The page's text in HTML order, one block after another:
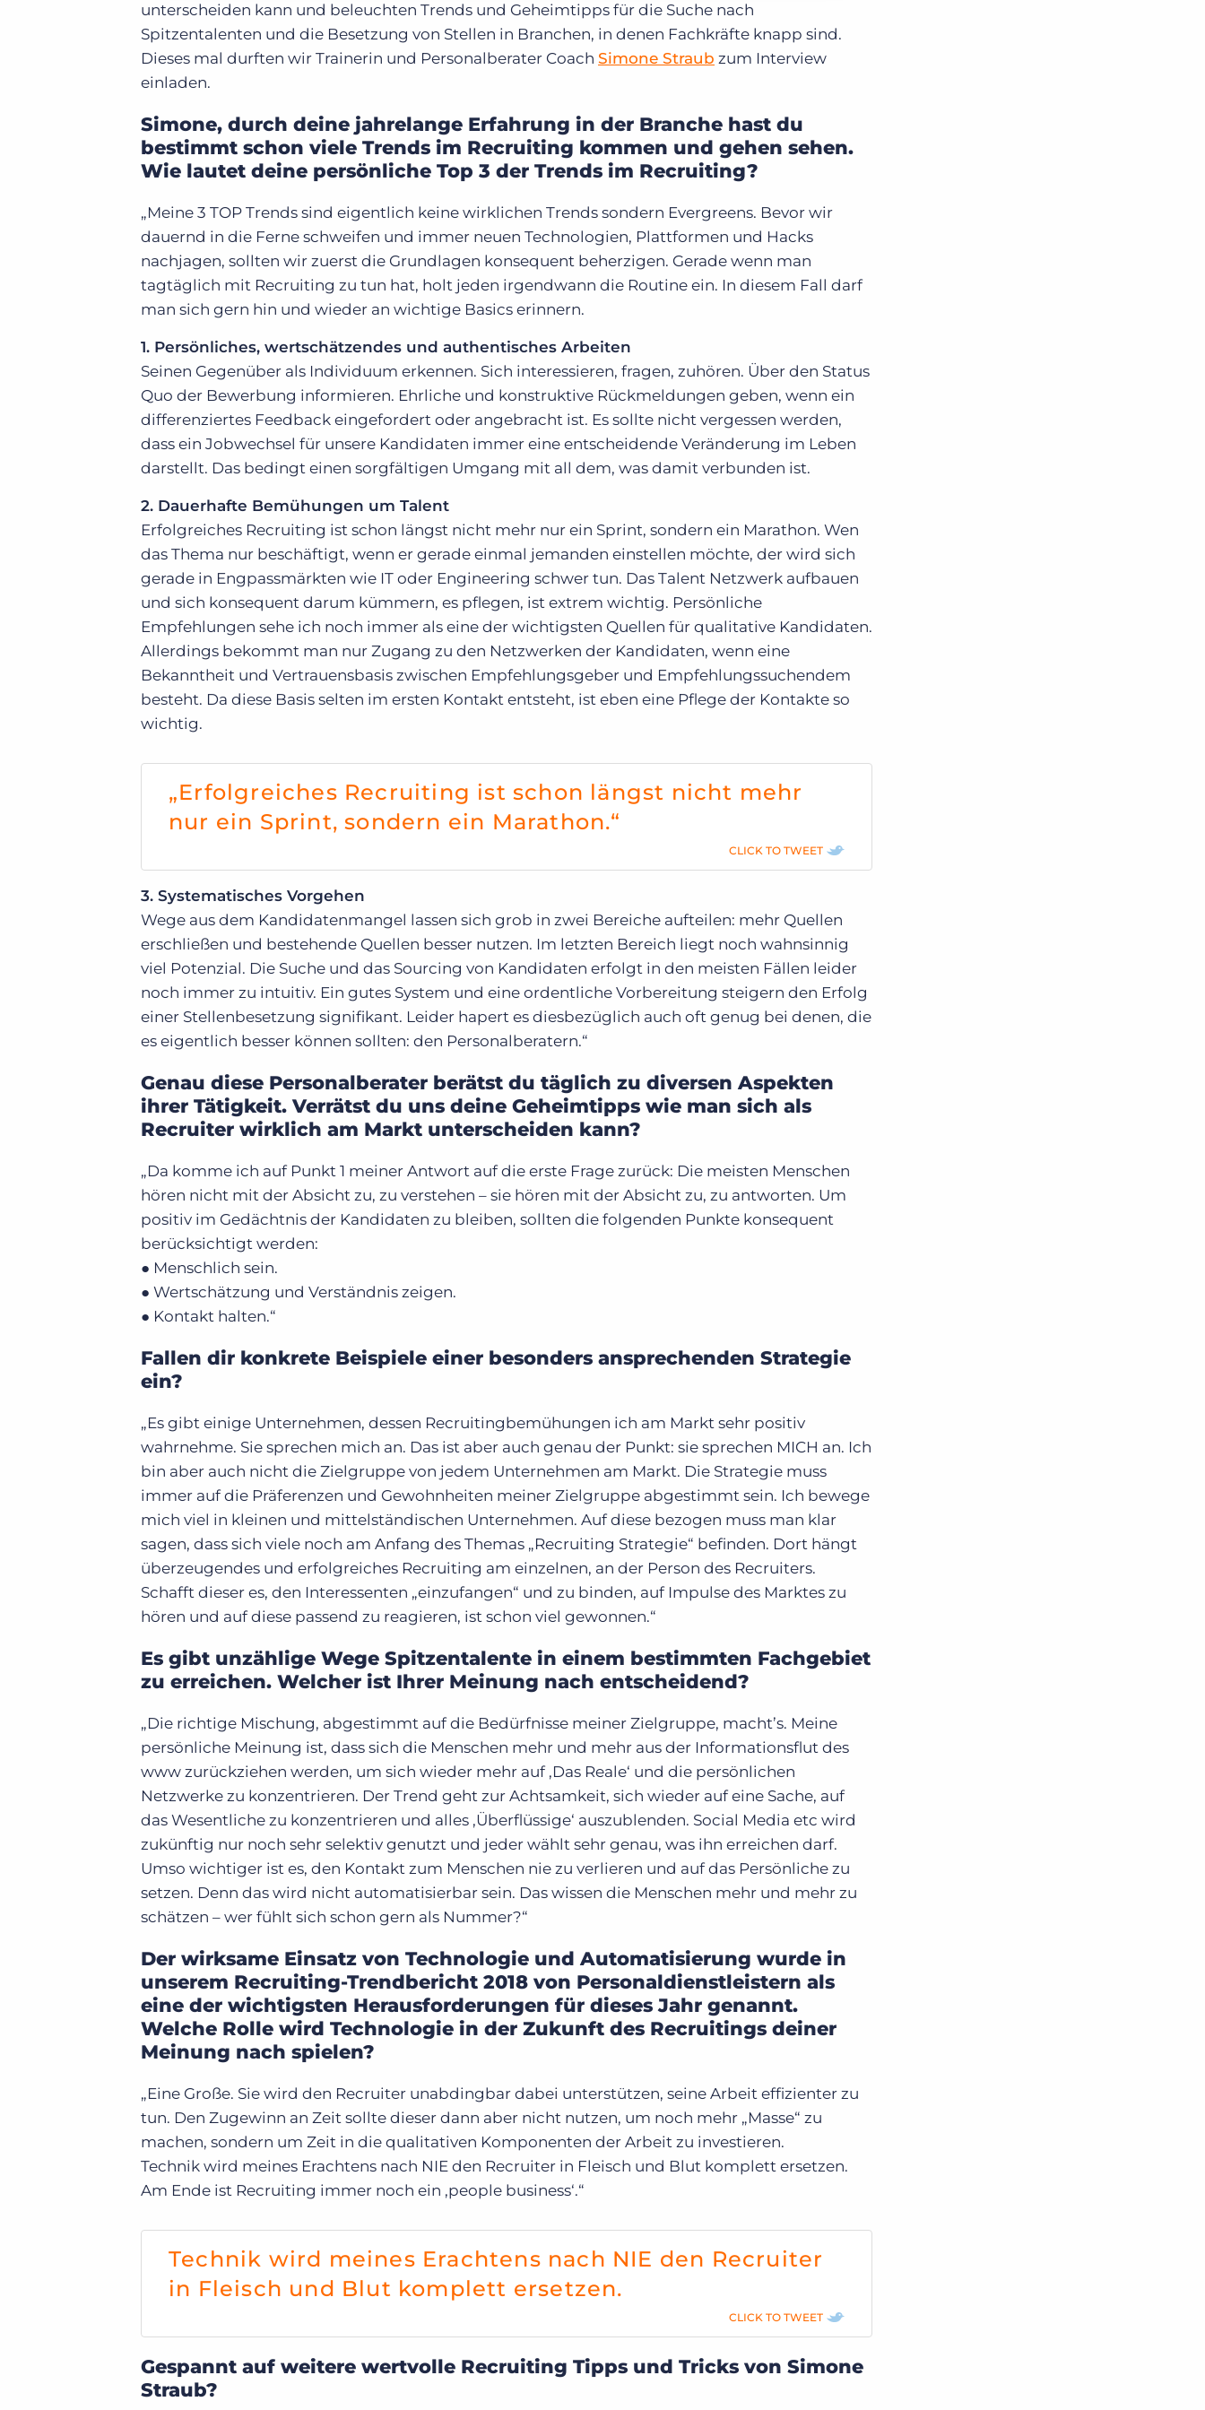
unterscheiden kann und beleuchten Trends und Geheimtipps für die Suche nach
Spitzentalenten und die Besetzung von Stellen in Branchen, in denen Fachkräfte knapp sind.
Dieses mal durften wir Trainerin und Personalberater Coach Simone Straub zum Interview
einladen.
Simone, durch deine jahrelange Erfahrung in der Branche hast du
bestimmt schon viele Trends im Recruiting kommen und gehen sehen.
Wie lautet deine persönliche Top 3 der Trends im Recruiting?
„Meine 3 TOP Trends sind eigentlich keine wirklichen Trends sondern Evergreens. Bevor wir
dauernd in die Ferne schweifen und immer neuen Technologien, Plattformen und Hacks
nachjagen, sollten wir zuerst die Grundlagen konsequent beherzigen. Gerade wenn man
tagtäglich mit Recruiting zu tun hat, holt jeden irgendwann die Routine ein. In diesem Fall darf
man sich gern hin und wieder an wichtige Basics erinnern.
1. Persönliches, wertschätzendes und authentisches Arbeiten
Seinen Gegenüber als Individuum erkennen. Sich interessieren, fragen, zuhören. Über den Status
Quo der Bewerbung informieren. Ehrliche und konstruktive Rückmeldungen geben, wenn ein
differenziertes Feedback eingefordert oder angebracht ist. Es sollte nicht vergessen werden,
dass ein Jobwechsel für unsere Kandidaten immer eine entscheidende Veränderung im Leben
darstellt. Das bedingt einen sorgfältigen Umgang mit all dem, was damit verbunden ist.
2. Dauerhafte Bemühungen um Talent
Erfolgreiches Recruiting ist schon längst nicht mehr nur ein Sprint, sondern ein Marathon. Wen
das Thema nur beschäftigt, wenn er gerade einmal jemanden einstellen möchte, der wird sich
gerade in Engpassmärkten wie IT oder Engineering schwer tun. Das Talent Netzwerk aufbauen
und sich konsequent darum kümmern, es pflegen, ist extrem wichtig. Persönliche
Empfehlungen sehe ich noch immer als eine der wichtigsten Quellen für qualitative Kandidaten.
Allerdings bekommt man nur Zugang zu den Netzwerken der Kandidaten, wenn eine
Bekanntheit und Vertrauensbasis zwischen Empfehlungsgeber und Empfehlungssuchendem
besteht. Da diese Basis selten im ersten Kontakt entsteht, ist eben eine Pflege der Kontakte so
wichtig.
„Erfolgreiches Recruiting ist schon längst nicht mehr
nur ein Sprint, sondern ein Marathon.“
CLICK TO TWEET
3. Systematisches Vorgehen
Wege aus dem Kandidatenmangel lassen sich grob in zwei Bereiche aufteilen: mehr Quellen
erschließen und bestehende Quellen besser nutzen. Im letzten Bereich liegt noch wahnsinnig
viel Potenzial. Die Suche und das Sourcing von Kandidaten erfolgt in den meisten Fällen leider
noch immer zu intuitiv. Ein gutes System und eine ordentliche Vorbereitung steigern den Erfolg
einer Stellenbesetzung signifikant. Leider hapert es diesbezüglich auch oft genug bei denen, die
es eigentlich besser können sollten: den Personalberatern.“
Genau diese Personalberater berätst du täglich zu diversen Aspekten
ihrer Tätigkeit. Verrätst du uns deine Geheimtipps wie man sich als
Recruiter wirklich am Markt unterscheiden kann?
„Da komme ich auf Punkt 1 meiner Antwort auf die erste Frage zurück: Die meisten Menschen
hören nicht mit der Absicht zu, zu verstehen – sie hören mit der Absicht zu, zu antworten. Um
positiv im Gedächtnis der Kandidaten zu bleiben, sollten die folgenden Punkte konsequent
berücksichtigt werden:
● Menschlich sein.
● Wertschätzung und Verständnis zeigen.
● Kontakt halten.“
Fallen dir konkrete Beispiele einer besonders ansprechenden Strategie
ein?
„Es gibt einige Unternehmen, dessen Recruitingbemühungen ich am Markt sehr positiv
wahrnehme. Sie sprechen mich an. Das ist aber auch genau der Punkt: sie sprechen MICH an. Ich
bin aber auch nicht die Zielgruppe von jedem Unternehmen am Markt. Die Strategie muss
immer auf die Präferenzen und Gewohnheiten meiner Zielgruppe abgestimmt sein. Ich bewege
mich viel in kleinen und mittelständischen Unternehmen. Auf diese bezogen muss man klar
sagen, dass sich viele noch am Anfang des Themas „Recruiting Strategie“ befinden. Dort hängt
überzeugendes und erfolgreiches Recruiting am einzelnen, an der Person des Recruiters.
Schafft dieser es, den Interessenten „einzufangen“ und zu binden, auf Impulse des Marktes zu
hören und auf diese passend zu reagieren, ist schon viel gewonnen.“
Es gibt unzählige Wege Spitzentalente in einem bestimmten Fachgebiet
zu erreichen. Welcher ist Ihrer Meinung nach entscheidend?
„Die richtige Mischung, abgestimmt auf die Bedürfnisse meiner Zielgruppe, macht’s. Meine
persönliche Meinung ist, dass sich die Menschen mehr und mehr aus der Informationsflut des
www zurückziehen werden, um sich wieder mehr auf ‚Das Reale‘ und die persönlichen
Netzwerke zu konzentrieren. Der Trend geht zur Achtsamkeit, sich wieder auf eine Sache, auf
das Wesentliche zu konzentrieren und alles ‚Überflüssige‘ auszublenden. Social Media etc wird
zukünftig nur noch sehr selektiv genutzt und jeder wählt sehr genau, was ihn erreichen darf.
Umso wichtiger ist es, den Kontakt zum Menschen nie zu verlieren und auf das Persönliche zu
setzen. Denn das wird nicht automatisierbar sein. Das wissen die Menschen mehr und mehr zu
schätzen – wer fühlt sich schon gern als Nummer?“
Der wirksame Einsatz von Technologie und Automatisierung wurde in
unserem Recruiting-Trendbericht 2018 von Personaldienstleistern als
eine der wichtigsten Herausforderungen für dieses Jahr genannt.
Welche Rolle wird Technologie in der Zukunft des Recruitings deiner
Meinung nach spielen?
„Eine Große. Sie wird den Recruiter unabdingbar dabei unterstützen, seine Arbeit effizienter zu
tun. Den Zugewinn an Zeit sollte dieser dann aber nicht nutzen, um noch mehr „Masse“ zu
machen, sondern um Zeit in die qualitativen Komponenten der Arbeit zu investieren.
Technik wird meines Erachtens nach NIE den Recruiter in Fleisch und Blut komplett ersetzen.
Am Ende ist Recruiting immer noch ein ‚people business‘.“
Technik wird meines Erachtens nach NIE den Recruiter
in Fleisch und Blut komplett ersetzen.
CLICK TO TWEET
Gespannt auf weitere wertvolle Recruiting Tipps und Tricks von Simone
Straub?